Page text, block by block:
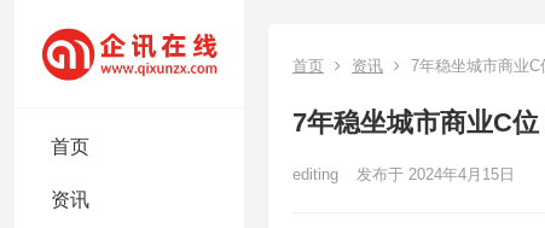
首页
资讯
首页 资讯 7年稳坐城市商业
7年稳坐城市商业C
editing 发布于 2024年4月15日